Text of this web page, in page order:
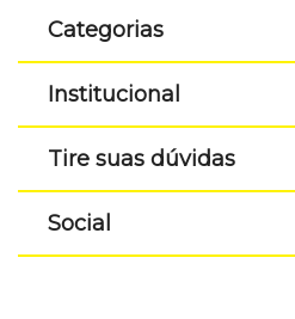
Categorias
Institucional
Tire suas dúvidas
Social